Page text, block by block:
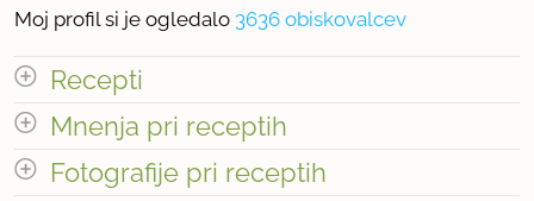
Moj profil si je ogledalo 3636 obiskovalcev
Recepti
Število receptov: 9
Mnenja pri receptih
odpri vse
Fotografije pri receptih